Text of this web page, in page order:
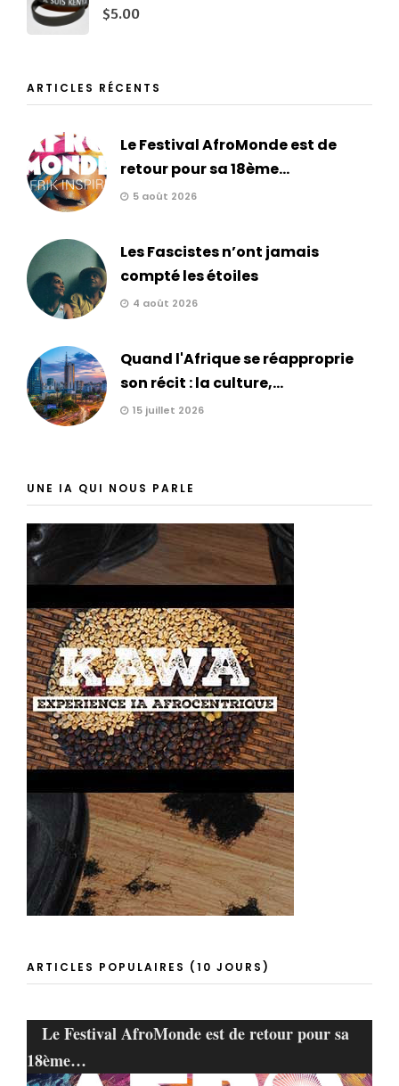
$5.00
ARTICLES RÉCENTS
Le Festival AfroMonde est de
retour pour sa 18ème...
5 août 2026
Les Fascistes n’ont jamais
compté les étoiles
4 août 2026
Quand l'Afrique se réapproprie
son récit : la culture,...
15 juillet 2026
UNE IA QUI NOUS PARLE
ARTICLES POPULAIRES (10 JOURS)
Le Festival AfroMonde est de retour pour sa
18ème…